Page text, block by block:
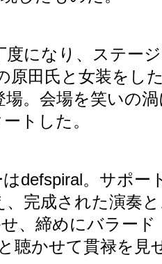
度になり、ステー
原田氏と女装をし
場。会場を笑いの
トした。
defspiral。サポー
、完成された演奏
、締めにバラード
聴かせて貫禄を見